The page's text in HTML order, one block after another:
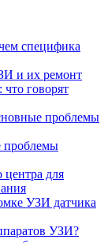
специфика
и их ремонт
говорят
проблемы
проблемы
для
УЗИ датчика
УЗИ?